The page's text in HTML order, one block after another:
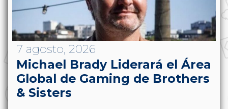
7 agosto, 2026
Michael Brady Liderará el Área
Global de Gaming de Brothers
& Sisters